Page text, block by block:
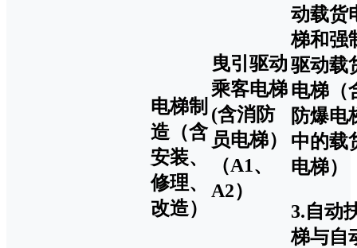
电梯制
造（含
安装、
修理、
改造）
曳引驱动
乘客电梯
(含消防
员电梯）
（A1、
A2）
动载货
梯和强
驱动载
电梯（
防爆电
中的载
电梯）
3.自动
梯与自